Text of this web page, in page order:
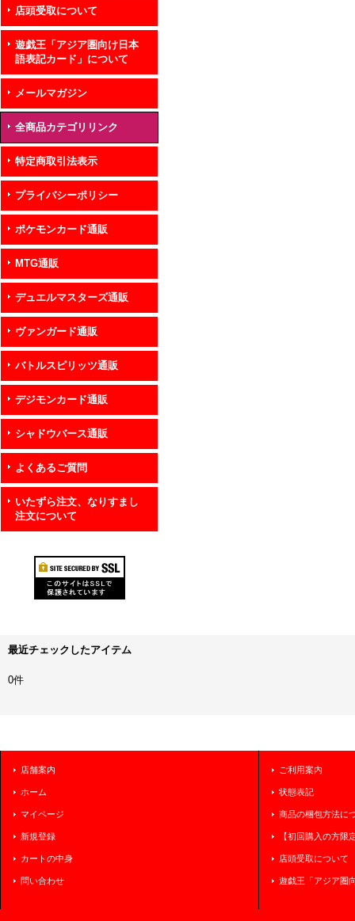
店頭受取について
遊戯王「アジア圏向け日本
語表記カード」について
メールマガジン
全商品カテゴリリンク
特定商取引法表示
プライバシーポリシー
ポケモンカード通販
MTG通販
デュエルマスターズ通販
ヴァンガード通販
バトルスピリッツ通販
デジモンカード通販
シャドウバース通販
よくあるご質問
いたずら注文、なりすまし
注文について
最近チェックしたアイテム
0件
店舗案内
ホーム
マイページ
新規登録
カートの中身
問い合わせ
ご利用案内
状態表記
商品の梱包方法に
【初回購入の方限
店頭受取について
遊戯王「アジア圏